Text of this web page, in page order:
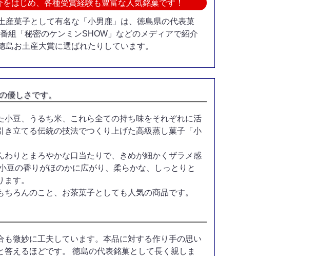
をはじめ、各種受賞経験も豊富な人気銘菓です！
産菓子として有名な「小男鹿」は、徳島県の代表菓
組「秘密のケンミンSHOW」などのメディアで紹介
島お土産大賞に選ばれたりしています。
優しさです。
豆、うるち米、これら全ての持ち味をそれぞれに活
立てる伝統の技法でつくり上げた高級蒸し菓子「小
りとまろやかな口当たりで、きめが細かくザラメ感
豆の香りがほのかに広がり、柔らかな、しっとりと
す。
ろんのこと、お茶菓子としても人気の商品です。
微妙に工夫しています。本品に対する作り手の思い
えるほどです。 徳島の代表銘菓として長く親しま